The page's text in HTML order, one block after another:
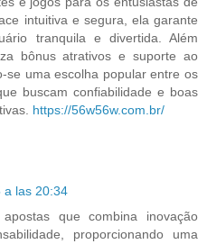
intuitiva e segura, ela garante
tranquila e divertida. Além
bônus atrativos e suporte ao
se uma escolha popular entre os
buscam confiabilidade e boas
https://56w56w.com.br/
a las 20:34
que combina inovação
proporcionando uma